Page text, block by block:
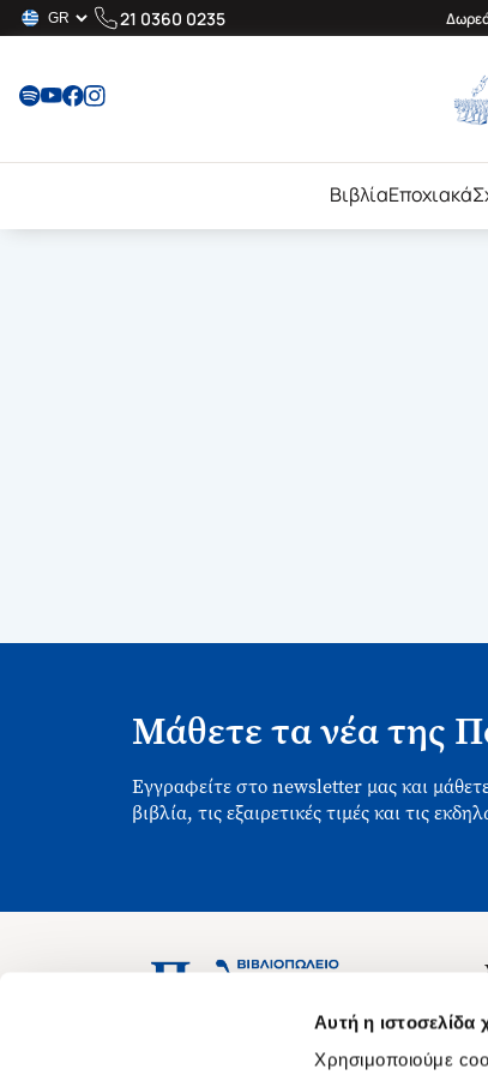
Αυτή η ιστοσελίδα
Χρησιμοποιούμε
21 0360 0235
ΒιβλίαΕποχιακά
Μάθετε τα νέα της
Εγγραφείτε στο newsletter μας και
βιβλία, τις εξαιρετικές τιμές και τις
Ασκληπιού 1-3, Αθήνα 106 79